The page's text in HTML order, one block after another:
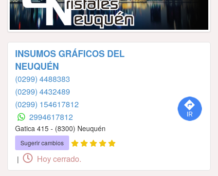
INSUMOS GRÁFICOS DEL
NEUQUÉN
(0299) 4488383
(0299) 4432489
(0299) 154617812
2994617812
Gatica 415 - (8300) Neuquén
Sugerir cambios
| Hoy cerrado.